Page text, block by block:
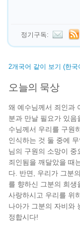
정기구독:
2개국어 같이 보기 (한
오늘의 묵상
왜 예수님께서 죄인과
분과 만날 필요가 있음
수님께서 우리를 구원
인식하는 것 둘 중에
님의 구원의 소망이 중
죄인됨을 깨달았을 때
다. 반면, 우리가 그분
를 향하신 그분의 희생
사랑하시고 우리를 위
나아가 그분의 자비와
정합시다!